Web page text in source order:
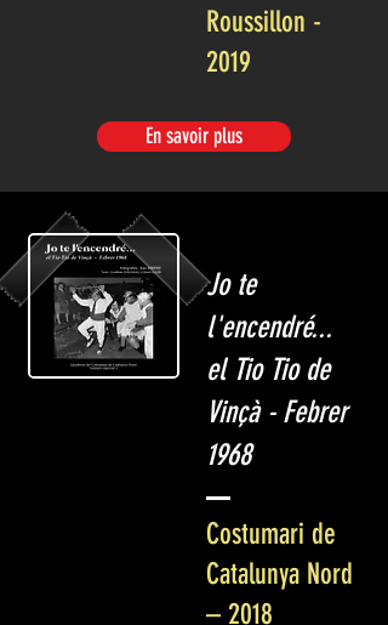
Roussillon -
2019
En savoir plus
Jo te
l'encendré...
el Tio Tio de
Vinçà - Febrer
1968
Costumari de
Catalunya Nord
– 2018